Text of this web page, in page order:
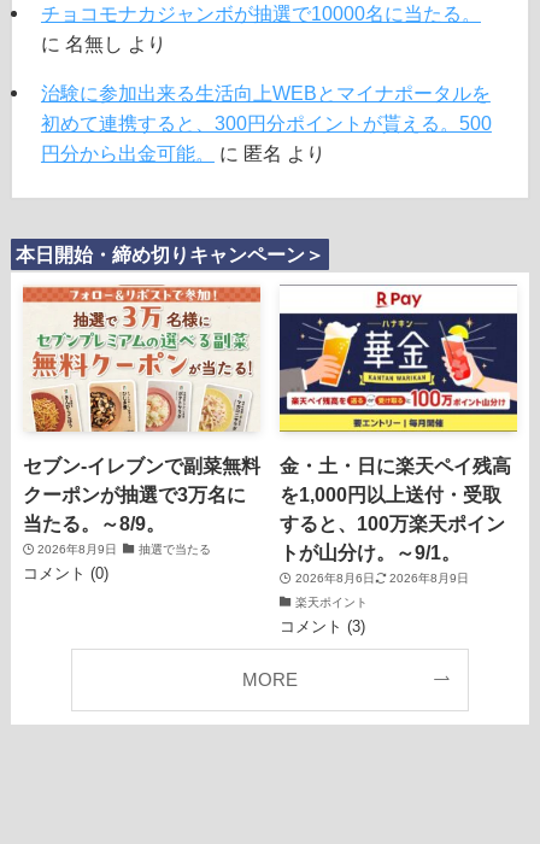
チョコモナカジャンボが抽選で10000名に当たる。
に 名無し より
治験に参加出来る生活向上WEBとマイナポータルを
初めて連携すると、300円分ポイントが貰える。500
円分から出金可能。
に 匿名 より
本日開始・締め切りキャンペーン＞
セブン‐イレブンで副菜無料
クーポンが抽選で3万名に
当たる。～8/9。
2026年8月9日 抽選で当たる
コメント (0)
金・土・日に楽天ペイ残高
を1,000円以上送付・受取
すると、100万楽天ポイン
トが山分け。～9/1。
2026年8月6日
2026年8月9日
楽天ポイント
コメント (3)
MORE